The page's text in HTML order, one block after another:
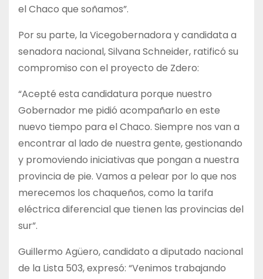
el Chaco que soñamos”.
Por su parte, la Vicegobernadora y candidata a
senadora nacional, Silvana Schneider, ratificó su
compromiso con el proyecto de Zdero:
“Acepté esta candidatura porque nuestro
Gobernador me pidió acompañarlo en este
nuevo tiempo para el Chaco. Siempre nos van a
encontrar al lado de nuestra gente, gestionando
y promoviendo iniciativas que pongan a nuestra
provincia de pie. Vamos a pelear por lo que nos
merecemos los chaqueños, como la tarifa
eléctrica diferencial que tienen las provincias del
sur”.
Guillermo Agüero, candidato a diputado nacional
de la Lista 503, expresó: “Venimos trabajando